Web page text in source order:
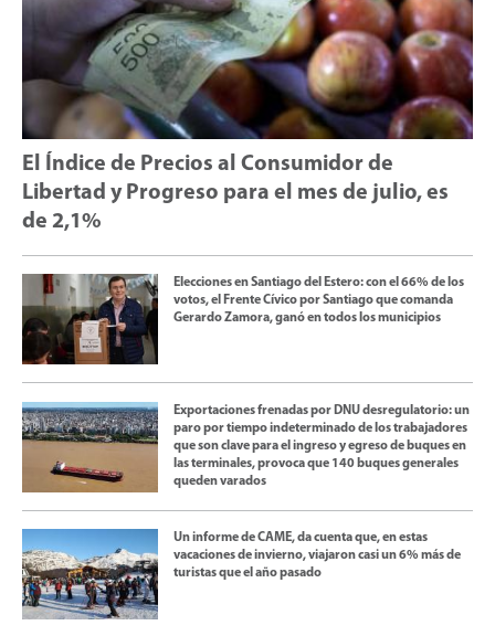
El Índice de Precios al Consumidor de
Libertad y Progreso para el mes de julio, es
de 2,1%
Elecciones en Santiago del Estero: con el 66% de los
votos, el Frente Cívico por Santiago que comanda
Gerardo Zamora, ganó en todos los municipios
Exportaciones frenadas por DNU desregulatorio: un
paro por tiempo indeterminado de los trabajadores
que son clave para el ingreso y egreso de buques en
las terminales, provoca que 140 buques generales
queden varados
Un informe de CAME, da cuenta que, en estas
vacaciones de invierno, viajaron casi un 6% más de
turistas que el año pasado